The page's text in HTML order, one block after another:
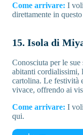
Come arrivare: I
direttamente in
15. Isola di
Conosciuta per le
abitanti cordialissimi,
cartolina. Le festività
vivace, offrendo ai
Come arrivare: I
qui.